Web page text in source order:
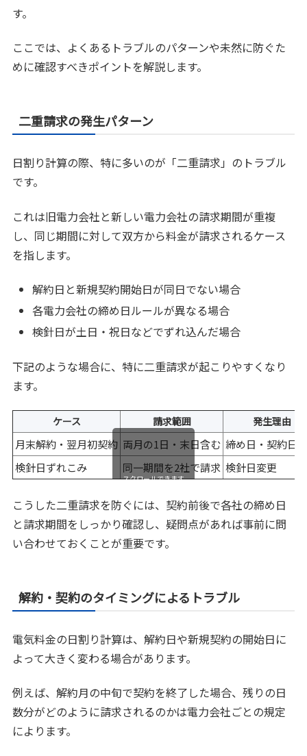
す。
ここでは、よくあるトラブルのパターンや未然に防ぐた
めに確認すべきポイントを解説します。
二重請求の発生パターン
日割り計算の際、特に多いのが「二重請求」のトラブル
です。
これは旧電力会社と新しい電力会社の請求期間が重複
し、同じ期間に対して双方から料金が請求されるケース
を指します。
解約日と新規契約開始日が同日でない場合
各電力会社の締め日ルールが異なる場合
検針日が土日・祝日などでずれ込んだ場合
下記のような場合に、特に二重請求が起こりやすくなり
ます。
ケース 請求範囲 発生理由
月末解約・翌月初契約 両月の1日・末日含む 締め日・契約日
検針日ずれこみ
同一期間を2社で請求 検針日変更
スクロールできます
こうした二重請求を防ぐには、契約前後で各社の締め日
と請求期間をしっかり確認し、疑問点があれば事前に問
い合わせておくことが重要です。
解約・契約のタイミングによるトラブル
電気料金の日割り計算は、解約日や新規契約の開始日に
よって大きく変わる場合があります。
例えば、解約月の中旬で契約を終了した場合、残りの日
数分がどのように請求されるのかは電力会社ごとの規定
によります。